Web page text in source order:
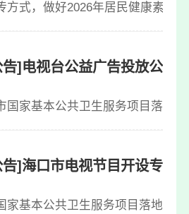
方式，做好2026年居民健康素养
]电视台公益广告投放公告
国家基本公共卫生服务项目落地
]海口市电视节目开设专栏
家基本公共卫生服务项目落地见